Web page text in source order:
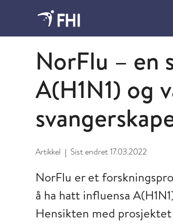
NorFlu-studien
NorFlu – en
A(H1N1) og
Artikkel | Sist endret17.03.2022
NorFlu er et
å ha hatt influensa
Hensikten med